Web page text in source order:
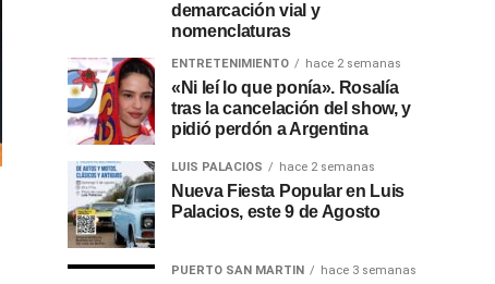
demarcación vial y
nomenclaturas
ENTRETENIMIENTO hace 2 semanas
«Ni leí lo que ponía». Rosalía
tras la cancelación del show, y
pidió perdón a Argentina
LUIS PALACIOS hace 2 semanas
Nueva Fiesta Popular en Luis
Palacios, este 9 de Agosto
PUERTO SAN MARTIN hace 3 semanas